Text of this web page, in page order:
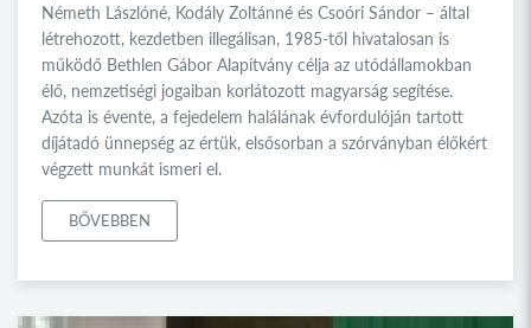
Németh Lászlóné, Kodály Zoltánné és Csoóri Sándor – által
létrehozott, kezdetben illegálisan, 1985-től hivatalosan is
működő Bethlen Gábor Alapítvány célja az utódállamokban
élő, nemzetiségi jogaiban korlátozott magyarság segítése.
Azóta is évente, a fejedelem halálának évfordulóján tartott
díjátadó ünnepség az értük, elsősorban a szórványban élőkért
végzett munkát ismeri el.
BŐVEBBEN